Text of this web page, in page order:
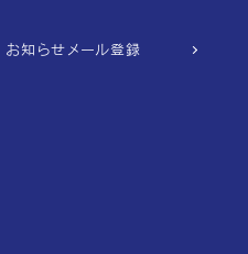
お知らせメール登録